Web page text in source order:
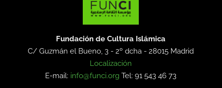
Fundación de Cultura Islámica
C/ Guzmán el Bueno, 3 - 2º dcha -28015 Madrid
Localización
E-mail: info@funci.org Tel: 91 543 46 73